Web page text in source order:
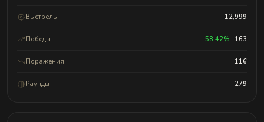
Выстрелы 12,999
Победы 58.42% 163
Поражения 116
Раунды 279